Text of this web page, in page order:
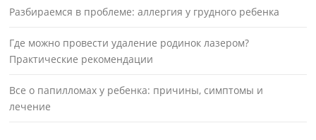
Разбираемся в проблеме: аллергия у грудного ребенка
Где можно провести удаление родинок лазером?
Практические рекомендации
Все о папилломах у ребенка: причины, симптомы и
лечение